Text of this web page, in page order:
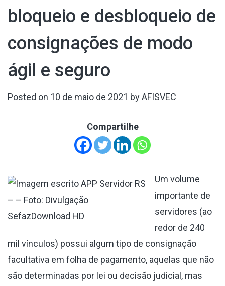
bloqueio e desbloqueio de
consignações de modo
ágil e seguro
Posted on 10 de maio de 2021 byAFISVEC
Compartilhe
– – Foto: Divulgação
SefazDownload HD
Um volume
importante de
servidores (ao
redor de 240
mil vínculos) possui algum tipo de consignação
facultativa em folha de pagamento, aquelas que não
são determinadas por lei ou decisão judicial, mas